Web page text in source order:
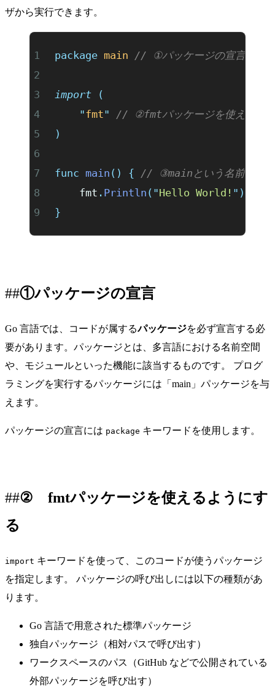
ザから実行できます。
package main // ①パッケージの宣言
import (
	"
fmt" // ②fmtパッケージを使えるよ
)
func main () { // ③mainという名前の関
	fmt
. Println ( "Hello World! " )
}
①パッケージの宣言
Go 言語では、コードが属するパッケージを必ず宣言する必
要があります。パッケージとは、多言語における名前空間
や、モジュールといった機能に該当するものです。 プログ
ラミングを実行するパッケージには「main」パッケージを与
えます。
パッケージの宣言には package キーワードを使用します。
② fmtパッケージを使えるようにす
る
import キーワードを使って、このコードが使うパッケージ
を指定します。 パッケージの呼び出しには以下の種類があ
ります。
Go 言語で用意された標準パッケージ
独自パッケージ（相対パスで呼び出す）
ワークスペースのパス（GitHub などで公開されている
外部パッケージを呼び出す）